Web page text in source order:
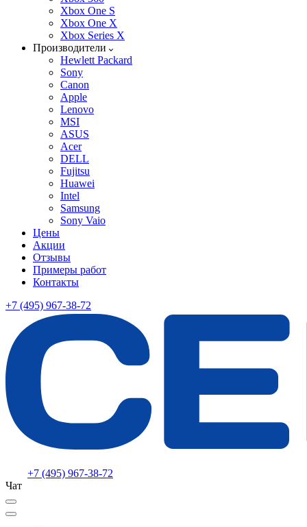
Xbox One S
Xbox One X
Xbox Series X
Производители
Hewlett Packard
Sony
Canon
Apple
Lenovo
MSI
ASUS
Acer
DELL
Fujitsu
Huawei
Intel
Samsung
Sony Vaio
Цены
Акции
Отзывы
Примеры работ
Контакты
+7 (495) 967-38-72
+7 (495) 967-38-72
Чат